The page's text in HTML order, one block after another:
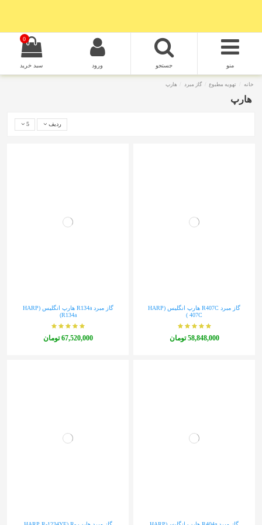
منو جستجو ورود
0
سبد خرید
خانه تهویه مطبوع گاز مبرد هارپ
هارپ
ردیف 5
گاز مبرد R407C هارپ انگلیس (HARP
407C )
‎58,848,000 تومان
گاز مبرد R134a هارپ انگلیس (HARP
R134a)
‎67,520,000 تومان